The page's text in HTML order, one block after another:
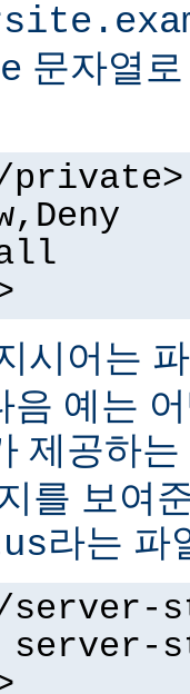
문자열
private>
all
시어는
음 예는
제공하
를 보여
라는 파
server-
server-